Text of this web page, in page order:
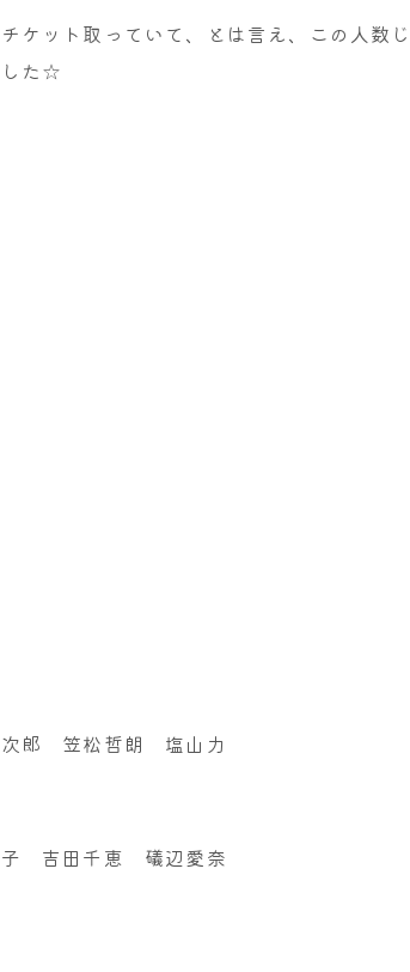
ケット取っていて、とは言え、この人数じ
した☆
次郎 笠松哲朗 塩山力
子 吉田千恵 礒辺愛奈